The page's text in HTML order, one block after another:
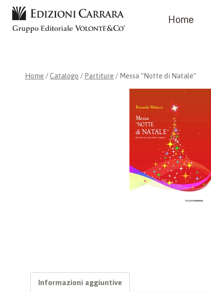
Salta
contenuto
Home
Home /Catalogo / Partiture / Messa “Notte di Natale”
Informazioni aggiuntive